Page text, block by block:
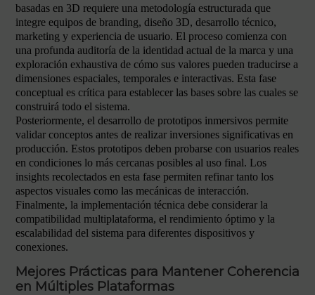
basadas en 3D requiere una metodología estructurada que
integre equipos de branding, diseño 3D, desarrollo técnico,
marketing y experiencia de usuario. El proceso comienza con
una profunda auditoría de la identidad actual de la marca y una
exploración exhaustiva de cómo sus valores pueden traducirse a
dimensiones espaciales, temporales e interactivas. Esta fase
conceptual es crítica para establecer las bases sobre las cuales se
construirá todo el sistema.
Posteriormente, el desarrollo de prototipos inmersivos permite
validar conceptos antes de realizar inversiones significativas en
producción. Estos prototipos deben probarse con usuarios reales
en condiciones lo más cercanas posibles al uso final. Los
insights recolectados en esta fase permiten refinar tanto los
aspectos visuales como las mecánicas de interacción.
Finalmente, la implementación técnica debe considerar la
compatibilidad multiplataforma, el rendimiento óptimo y la
escalabilidad del sistema para diferentes dispositivos y
conexiones.
Mejores Prácticas para Mantener Coherencia
en Múltiples Plataformas